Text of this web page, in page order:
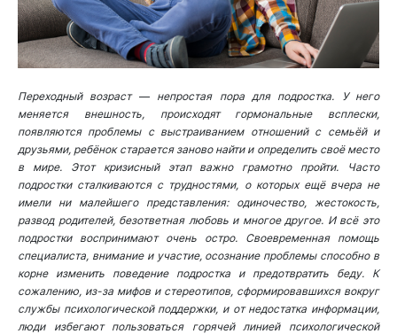
Переходный возраст —непростая пора для подростка. У него
меняется внешность, происходят гормональные всплески,
появляются проблемы с выстраиванием отношений с семьёй и
друзьями, ребёнок старается заново найти и определить своё место
в мире. Этот кризисный этап важно грамотно пройти. Часто
подростки сталкиваются с трудностями, о которых ещё вчера не
имели ни малейшего представления: одиночество, жестокость,
развод родителей, безответная любовь и многое другое. И всё это
подростки воспринимают очень остро. Своевременная помощь
специалиста, внимание и участие, осознание проблемы способно в
корне изменить поведение подростка и предотвратить беду. К
сожалению, из-за мифов и стереотипов, сформировавшихся вокруг
службы психологической поддержки, и от недостатка информации,
люди избегают пользоваться горячей линией психологической